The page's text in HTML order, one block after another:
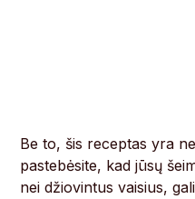
Be to, šis receptas yra
pastebėsite, kad jūsų
nei džiovintus vaisius,